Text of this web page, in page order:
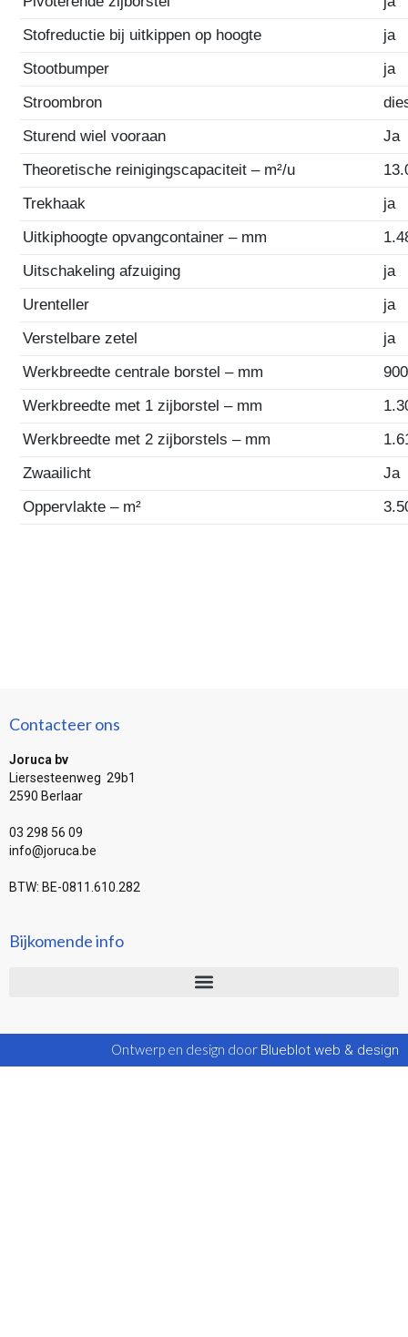
Stofreductie bij uitkippen op hoogte
ja
Stootbumper
ja
Stroombron
Sturend wiel vooraan
Ja
Theoretische reinigingscapaciteit – m²/u
Trekhaak
ja
Uitkiphoogte opvangcontainer – mm
Uitschakeling afzuiging
ja
Urenteller
ja
Verstelbare zetel
ja
Werkbreedte centrale borstel – mm
900
Werkbreedte met 1 zijborstel – mm
Werkbreedte met 2 zijborstels – mm
Zwaailicht
Ja
Oppervlakte – m²
Contacteer ons
Joruca bv
Liersesteenweg 29b1
2590 Berlaar
03 298 56 09
info@joruca.be
BTW: BE-0811.610.282
Bijkomende info
Ontwerp en design door Blueblot web & design